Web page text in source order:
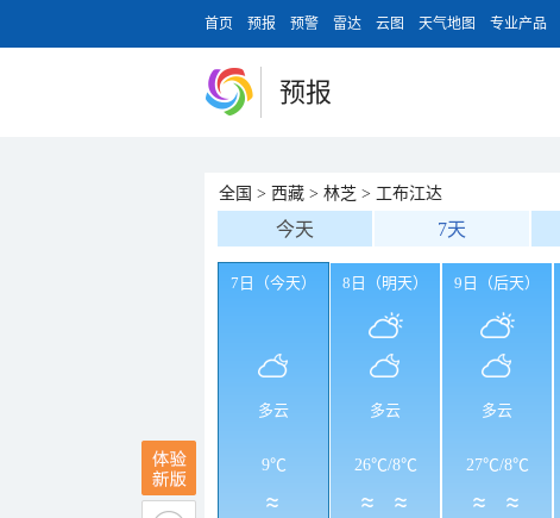
首页 预报 预警 雷达 云图 天气地图 专业产品
预报
全国 > 西藏 > 林芝 > 工布江达
今天 7天
7日（今天）
多云
9℃
8日（明天）
多云
26℃/8℃
9日（后天）
多云
27℃/8℃